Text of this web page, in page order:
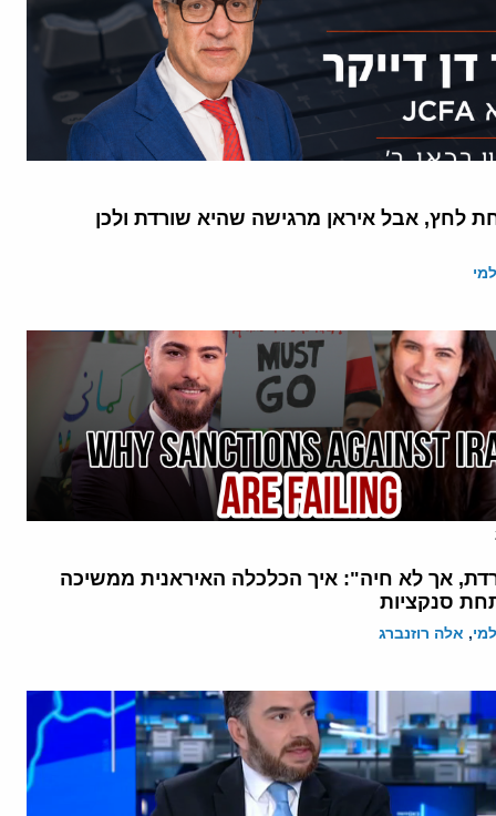
לחץ, אבל איראן מרגישה שהיא שורדת ולכן
אך לא חיה": איך הכלכלה האיראנית ממשיכה
סנקציות
, אלה רוזנברג